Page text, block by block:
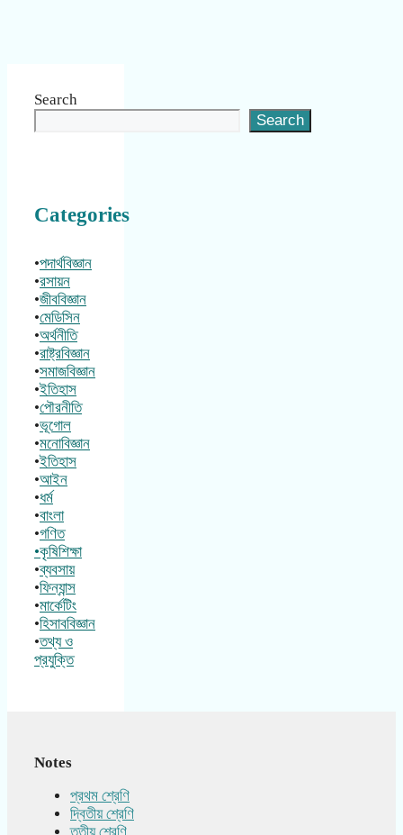
Search
Search
Categories
•পদার্থবিজ্ঞান
•রসায়ন
•জীববিজ্ঞান
•মেডিসিন
•অর্থনীতি
•রাষ্ট্রবিজ্ঞান
•সমাজবিজ্ঞান
•ইতিহাস
•পৌরনীতি
•ভূগোল
•মনোবিজ্ঞান
•ইতিহাস
•আইন
•ধর্ম
•বাংলা
•গণিত
•কৃষিশিক্ষা
•ব্যবসায়
•ফিন্যান্স
•মার্কেটিং
•হিসাববিজ্ঞান
•তথ্য ও
প্রযুক্তি
Notes
প্রথম শ্রেণি
দ্বিতীয় শ্রেণি